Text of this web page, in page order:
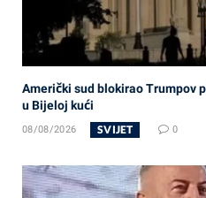
Američki sud blokirao Trumpov
u Bijeloj kući
08/08/2026 SVIJET 0